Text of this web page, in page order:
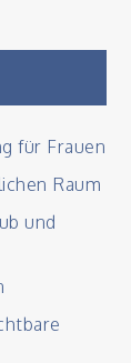
für Frauen
Raum
und